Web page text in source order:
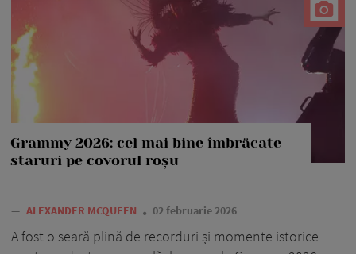
Grammy 2026: cel mai bine îmbrăcate
staruri pe covorul roșu
— ALEXANDER MCQUEEN 02 februarie 2026
A fost o seară plină de recorduri și momente istorice